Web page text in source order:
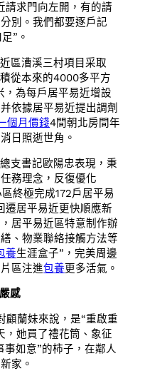
請求門向左開，有的請
別。我們都要逐戶記
”。
區漕溪三村項目采取
從本來的4000多平方
為每戶居平易近增設
依據居平易近提出調劑
個月價錢4間朝北房間年
日照逝世角。
支書記歐陽忠表現，秉
務理念，反復優化
區終極完成172戶居平易
遷居平易近更快順應新
居平易近區特意制作辦
、物業聯絡接觸方法等
養生涯盒子”，完美周邊
區注進包養更多活氣。
感
顧蘭妹來說，是“重啟重
，她買了禮花筒、象征
事如意”的柿子，在鄰人
家。